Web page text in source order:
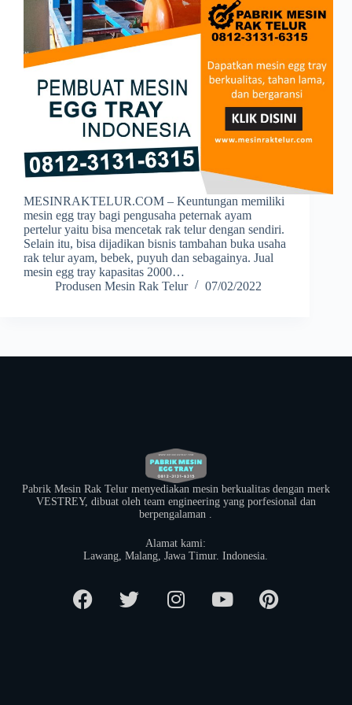
MESINRAKTELUR.COM – Keuntungan memiliki
mesin egg tray bagi pengusaha peternak ayam
pertelur yaitu bisa mencetak rak telur dengan sendiri.
Selain itu, bisa dijadikan bisnis tambahan buka usaha
rak telur ayam, bebek, puyuh dan sebagainya. Jual
mesin egg tray kapasitas 2000…
Produsen Mesin Rak Telur
07/02/2022
Pabrik Mesin Rak Telur menyediakan mesin berkualitas dengan merk
VESTREY, dibuat oleh team engineering yang porfesional dan
berpengalaman .
Alamat kami:
​Lawang, Malang, Jawa Timur. Indonesia.